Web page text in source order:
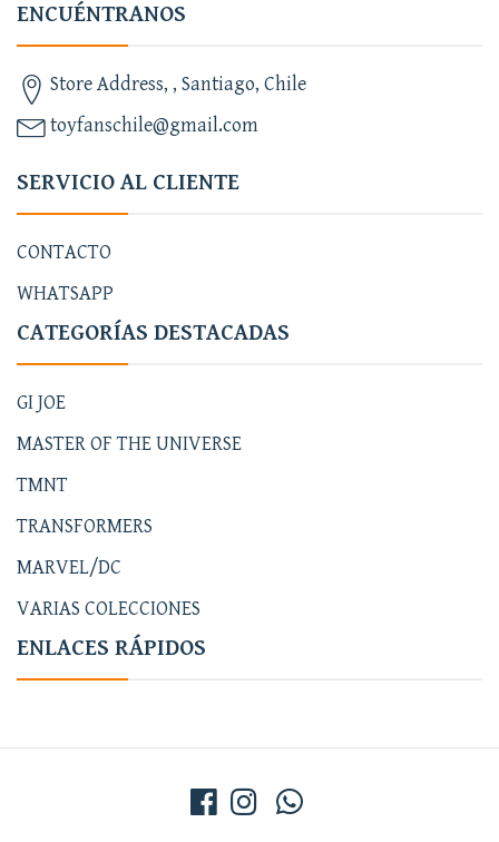
ENCUÉNTRANOS
Store Address, , Santiago, Chile
toyfanschile@gmail.com
SERVICIO AL CLIENTE
CONTACTO
WHATSAPP
CATEGORÍAS DESTACADAS
GI JOE
MASTER OF THE UNIVERSE
TMNT
TRANSFORMERS
MARVEL/DC
VARIAS COLECCIONES
ENLACES RÁPIDOS